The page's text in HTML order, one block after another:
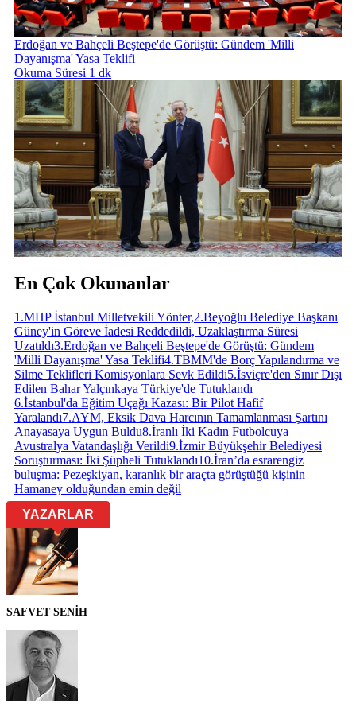
Erdoğan ve Bahçeli Beştepe'de Görüştü: Gündem 'Milli
Dayanışma' Yasa Teklifi
Okuma Süresi 1 dk
En Çok Okunanlar
1 .MHP İstanbul Milletvekili Yönter,2.Beyoğlu Belediye Başkanı
Güney'in Göreve İadesi Reddedildi, Uzaklaştırma Süresi
Uzatıldı3.Erdoğan ve Bahçeli Beştepe'de Görüştü: Gündem
'Milli Dayanışma' Yasa Teklifi4.TBMM'de Borç Yapılandırma ve
Silme Teklifleri Komisyonlara Sevk Edildi5.İsviçre'den Sınır Dışı
Edilen Bahar Yalçınkaya Türkiye'de Tutuklandı
6.İstanbul'da Eğitim Uçağı Kazası: Bir Pilot Hafif
Yaralandı7.AYM, Eksik Dava Harcının Tamamlanması Şartını
Anayasaya Uygun Buldu8.İranlı İki Kadın Futbolcuya
Avustralya Vatandaşlığı Verildi9.İzmir Büyükşehir Belediyesi
Soruşturması: İki Şüpheli Tutuklandı10.İran’da esrarengiz
buluşma: Pezeşkiyan, karanlık bir araçta görüştüğü kişinin
Hamaney olduğundan emin değil
YAZARLAR
SAFVET SENİH